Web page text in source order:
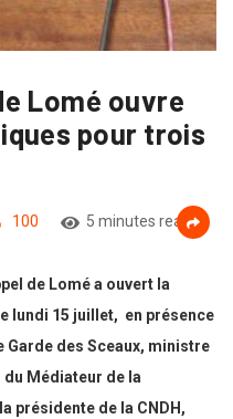
Lomé ouvre
pour trois
100 5 minutes read
de Lomé a ouvert la
lundi 15 juillet, en présence
des Sceaux, ministre
du Médiateur de la
présidente de la CNDH,